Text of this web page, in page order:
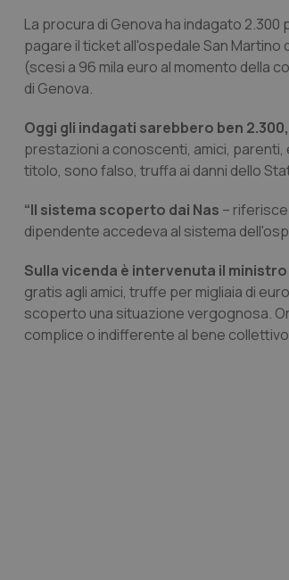
La procura di Genova ha indagato
pagare il ticket all'ospedale San Martino
(scesi a 96 mila euro al momento della
di Genova.
Oggi gli indagati sarebbero ben
prestazioni a conoscenti, amici,
titolo, sono falso, truffa ai danni dello
“Il sistema scoperto dai Nas –
dipendente accedeva al sistema
Sulla vicenda è intervenuta il
gratis agli amici, truffe per migliaia di
scoperto una situazione vergognosa.
complice o indifferente al bene collettivo